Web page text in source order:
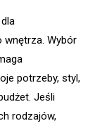
wnętrza. Wybór
potrzeby, styl,
Jeśli
rodzajów,